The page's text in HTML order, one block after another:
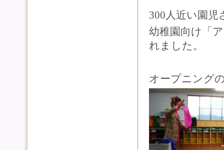
300人近い園児
幼稚園向け「
れました。
オープニング